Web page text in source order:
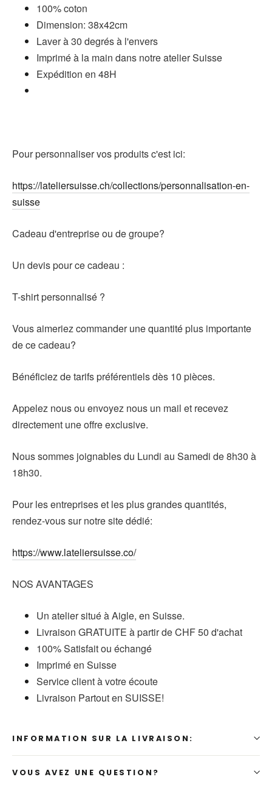
100% coton
Dimension: 38x42cm
Laver à 30 degrés à l'envers
Imprimé à la main dans notre atelier Suisse
Expédition en 48H
Pour personnaliser vos produits c'est ici:
https://lateliersuisse.ch/collections/personnalisation-en-
suisse
Cadeau d'entreprise ou de groupe?
Un devis pour ce cadeau :
T-shirt personnalisé ?
Vous aimeriez commander une quantité plus importante
de ce cadeau?
Bénéficiez de tarifs préférentiels dès 10 pièces.
Appelez nous ou envoyez nous un mail et recevez
directement une offre exclusive.
Nous sommes joignables du Lundi au Samedi de 8h30 à
18h30.
Pour les entreprises et les plus grandes quantités,
rendez-vous sur notre site dédié:
https://www.lateliersuisse.co/
NOS AVANTAGES
Un atelier situé à Aigle, en Suisse.
Livraison GRATUITE à partir de CHF 50 d'achat
100% Satisfait ou échangé
Imprimé en Suisse
Service client à votre écoute
Livraison Partout en SUISSE!
INFORMATION SUR LA LIVRAISON:
VOUS AVEZ UNE QUESTION?